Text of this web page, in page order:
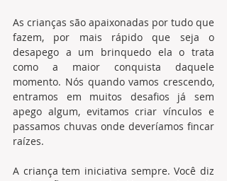
As crianças são apaixonadas por tudo que
fazem, por mais rápido que seja o
desapego a um brinquedo ela o trata
como a maior conquista daquele
momento. Nós quando vamos crescendo,
entramos em muitos desafios já sem
apego algum, evitamos criar vínculos e
passamos chuvas onde deveríamos fincar
raízes.
A criança tem iniciativa sempre. Você diz